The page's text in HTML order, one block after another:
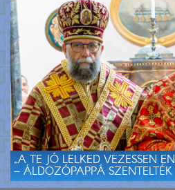
„A TE JÓ LELKED VEZESSEN
– ÁLDOZÓPAPPÁ